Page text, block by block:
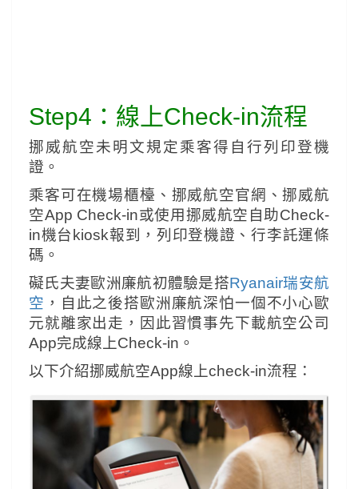
Step4：線上Check-in流程
挪威航空未明文規定乘客得自行列印登機
證。
乘客可在機場櫃檯、挪威航空官網、挪威航
空App Check-in或使用挪威航空自助Check-
in機台kiosk報到，列印登機證、行李託運條
碼。
礙氏夫妻歐洲廉航初體驗是搭Ryanair瑞安航
空 ，自此之後搭歐洲廉航深怕一個不小心歐
元就離家出走，因此習慣事先下載航空公司
App完成線上Check-in。
以下介紹挪威航空App線上check-in流程：